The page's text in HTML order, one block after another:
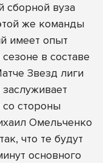
сборной вуза
же команды
имеет опыт
в составе
Звезд лиги
со стороны
Омельченко
что те будут
основного